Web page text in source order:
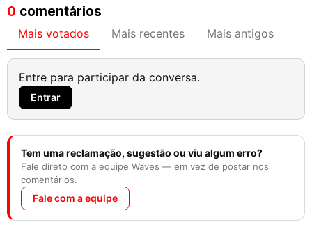
0 comentários
Mais votados Mais recentes Mais antigos
Entre para participar da conversa.
Entrar
Tem uma reclamação, sugestão ou viu algum erro?
Fale direto com a equipe Waves — em vez de postar nos
comentários.
Fale com a equipe